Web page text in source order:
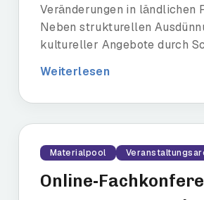
Veränderungen in ländlichen
Neben strukturellen
kultureller Angebote durch
Weiterlesen
Materialpool
Online-